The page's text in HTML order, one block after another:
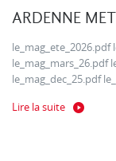
ARDENNE
le_mag_ete_2026.pdf
le_mag_mars_26.pdf
le_mag_dec_25.pdf
Lire la suite